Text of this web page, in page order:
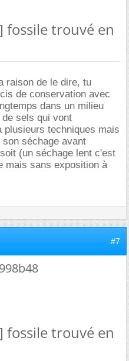
fossile trouvé en
raison de le dire, tu
de conservation avec
dans un milieu
sels qui vont
techniques mais
séchage avant
(un séchage lent c'est
mais sans exposition à
#7
fossile trouvé en